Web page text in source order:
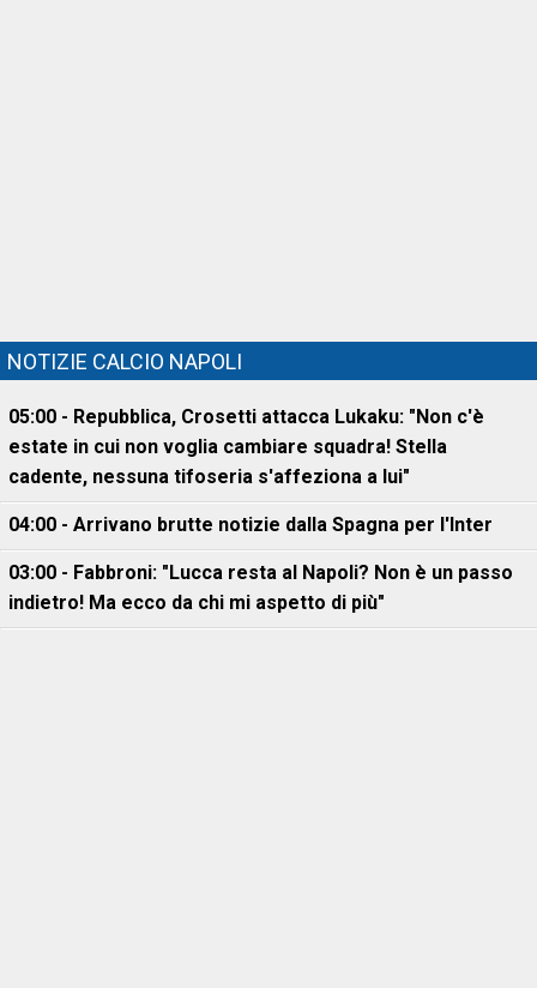
NOTIZIE CALCIO NAPOLI
05:00 - Repubblica, Crosetti attacca Lukaku: "Non c'è
estate in cui non voglia cambiare squadra! Stella
cadente, nessuna tifoseria s'affeziona a lui"
04:00 - Arrivano brutte notizie dalla Spagna per l'Inter
03:00 - Fabbroni: "Lucca resta al Napoli? Non è un passo
indietro! Ma ecco da chi mi aspetto di più"